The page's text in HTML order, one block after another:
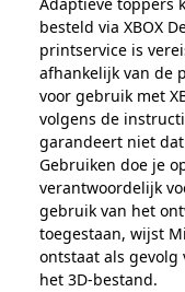
besteld via XBOX
printservice is
afhankelijk van de
voor gebruik met
volgens de
garandeert niet
Gebruiken doe je
verantwoordelijk
gebruik van het
toegestaan, wijst
ontstaat als
het 3D-bestand.